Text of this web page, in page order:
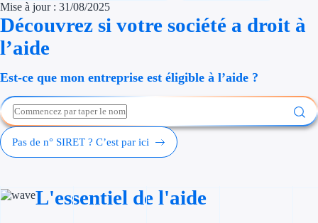
Économies
Création
Mise à jour : 31/08/2025
Découvrez si votre société a droit à
l’aide
Est-ce que mon entreprise est éligible à l’aide ?
Pas de n° SIRET ? C’est par ici
L'essentiel de l'aide